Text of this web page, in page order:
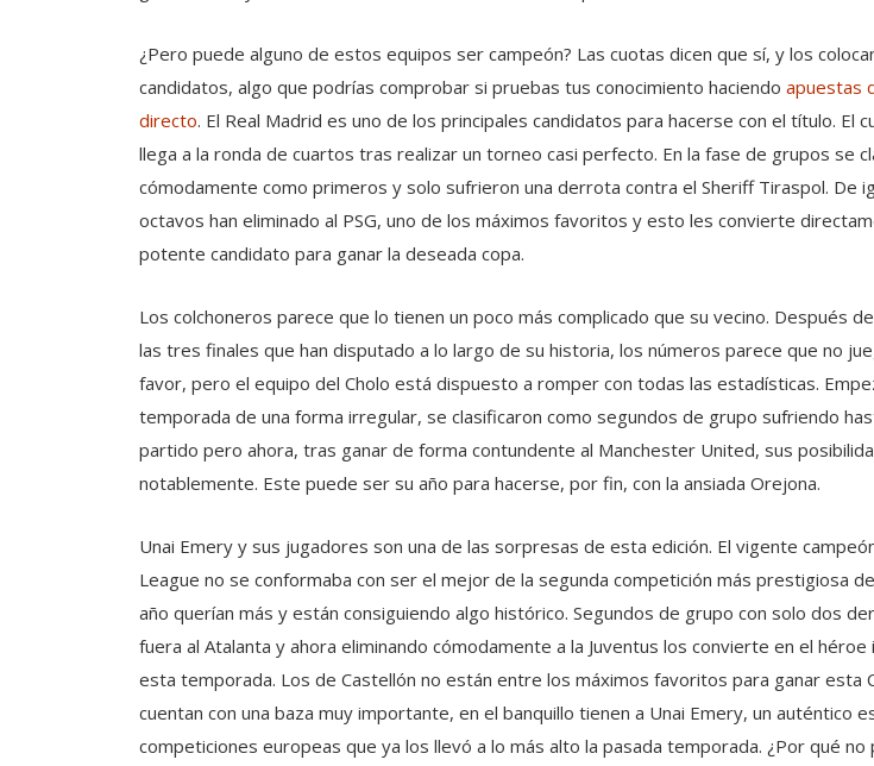
¿Pero puede alguno de estos equipos ser campeón? Las cuotas dicen que sí, y los
candidatos, algo que podrías comprobar si pruebas tus conocimiento haciendo apuestas
directo. El Real Madrid es uno de los principales candidatos para hacerse con el título. El
llega a la ronda de cuartos tras realizar un torneo casi perfecto. En la fase de grupos se
cómodamente como primeros y solo sufrieron una derrota contra el Sheriff Tiraspol. De
octavos han eliminado al PSG, uno de los máximos favoritos y esto les convierte
potente candidato para ganar la deseada copa.
Los colchoneros parece que lo tienen un poco más complicado que su vecino. Después
las tres finales que han disputado a lo largo de su historia, los números parece que no
favor, pero el equipo del Cholo está dispuesto a romper con todas las estadísticas.
temporada de una forma irregular, se clasificaron como segundos de grupo sufriendo
partido pero ahora, tras ganar de forma contundente al Manchester United, sus
notablemente. Este puede ser su año para hacerse, por fin, con la ansiada Orejona.
Unai Emery y sus jugadores son una de las sorpresas de esta edición. El vigente
League no se conformaba con ser el mejor de la segunda competición más prestigiosa
año querían más y están consiguiendo algo histórico. Segundos de grupo con solo dos
fuera al Atalanta y ahora eliminando cómodamente a la Juventus los convierte en el
esta temporada. Los de Castellón no están entre los máximos favoritos para ganar esta
cuentan con una baza muy importante, en el banquillo tienen a Unai Emery, un auténtico
competiciones europeas que ya los llevó a lo más alto la pasada temporada. ¿Por qué no